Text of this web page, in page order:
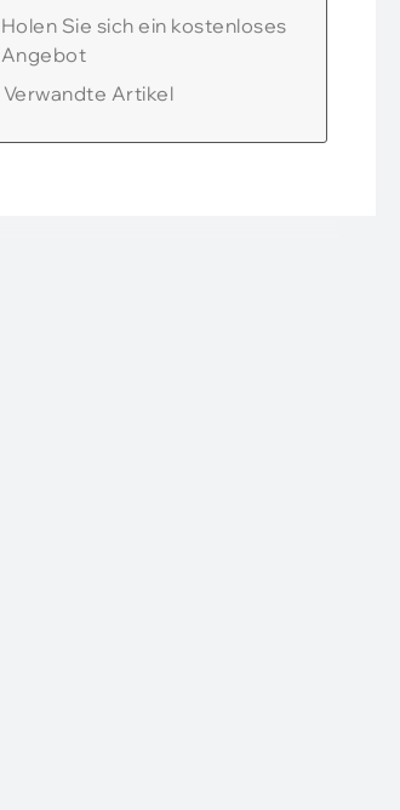
Holen Sie sich ein kostenloses
Angebot
Verwandte Artikel